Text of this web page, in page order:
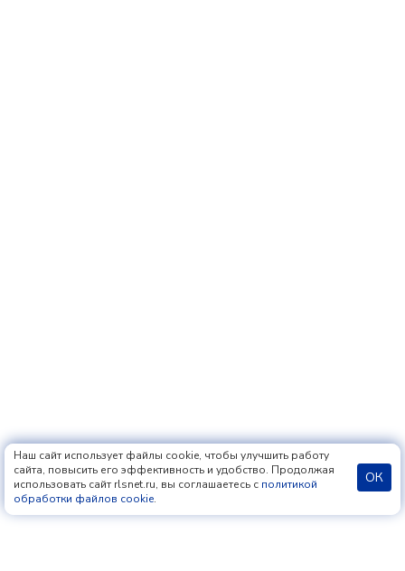
Наш сайт использует файлы cookie, чтобы улучшить работу
сайта, повысить его эффективность и удобство. Продолжая
использовать сайт rlsnet.ru, вы соглашаетесь с политикой
обработки файлов cookie.
ОК